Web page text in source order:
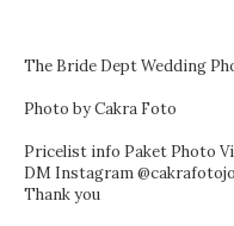
The Bride Dept Wedding
Photo byCakra Foto
Pricelist info Paket Photo
DM Instagram
Thank you